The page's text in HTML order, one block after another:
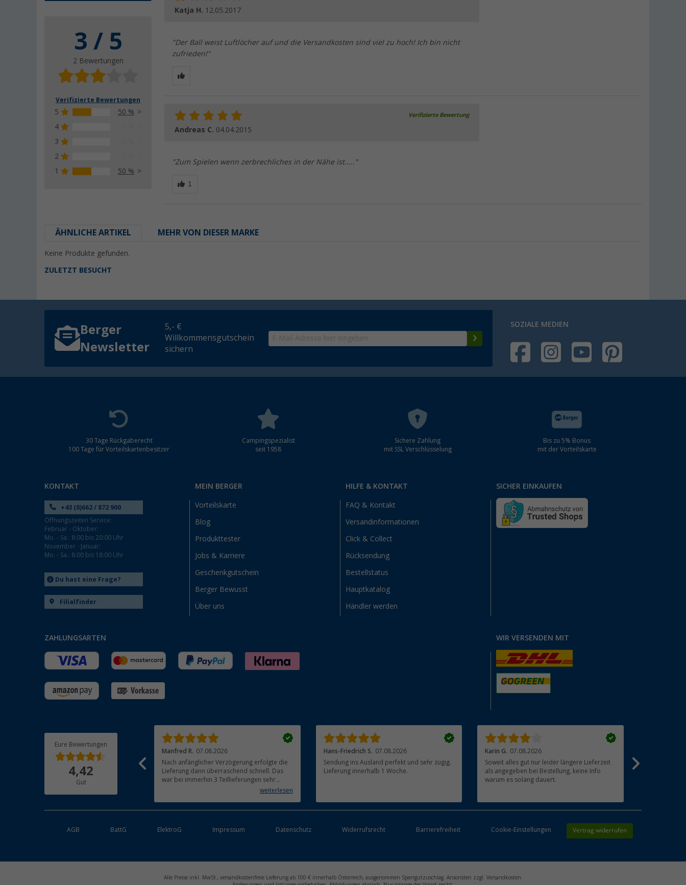
3 / 5
2 Bewertungen
Verifizierte Bewertungen
5
50 %
4
3
2
1
50 %
Katja H. 12.05.2017
"Der Ball weist Luftlöcher auf und die Versandkosten sind viel zu hoch! Ich bin nicht
zufrieden!"
Verifizierte Bewertung
Andreas C. 04.04.2015
"Zum Spielen wenn zerbrechliches in der Nähe ist....."
ÄHNLICHE ARTIKEL MEHR VON DIESER MARKE
Keine Produkte gefunden.
ZULETZT BESUCHT
Berger
Newsletter
5,- €
Willkommensgutschein
sichern
SOZIALE MEDIEN
30 Tage Rückgaberecht
100 Tage für Vorteilskartenbesitzer
Campingspezialist
seit 1958
Sichere Zahlung
mit SSL Verschlüsselung
Bis zu 5% Bonus
mit der Vorteilskarte
KONTAKT
+43 (0)662 / 872 900
Öffnungszeiten Service:
Februar - Oktober:
Mo. - Sa.: 8:00 bis 20:00 Uhr
November - Januar:
Mo. - Sa.: 8:00 bis 18:00 Uhr
Du hast eine Frage?
Filialfinder
MEIN BERGER
Vorteilskarte
Blog
Produkttester
Jobs & Karriere
Geschenkgutschein
Berger Bewusst
Über uns
HILFE & KONTAKT
FAQ & Kontakt
Versandinformationen
Click & Collect
Rücksendung
Bestellstatus
Hauptkatalog
Händler werden
SICHER EINKAUFEN
ZAHLUNGSARTEN WIR VERSENDEN MIT
Eure Bewertungen
4,42
Gut
Alles Bestens, Artikel funktioniert einwandfrei
Manfred R. 07.08.2026
Nach anfänglicher Verzögerung erfolgte die
Lieferung dann überraschend schnell. Das
war bei immerhin 3 Teillieferungen sehr
beachtlich und für mich erfreulich. Alleweiterlesen
Hans-Friedrich S. 07.08.2026
Sendung ins Ausland perfekt und sehr zügig.
Lieferung innerhalb 1 Woche.
Karin G. 07.08.2026
Soweit alles gut nur leider längere Lieferzeit
als angegeben bei Bestellung, keine Info
warum es solang dauert.
AGB BattG ElektroG Impressum Datenschutz Widerrufsrecht Barrierefreiheit Cookie-Einstellungen Vertrag widerrufen
Alle Preise inkl. MwSt., versandkostenfreie Lieferung ab 100 € innerhalb Österreich, ausgenommen Sperrgutzuschlag. Ansonsten zzgl. Versandkosten.